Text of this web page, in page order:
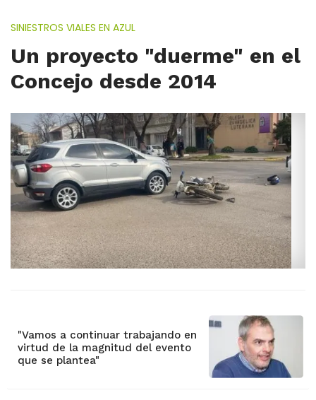
SINIESTROS VIALES EN AZUL
Un proyecto "duerme" en el
Concejo desde 2014
"Vamos a continuar trabajando en
virtud de la magnitud del evento
que se plantea"